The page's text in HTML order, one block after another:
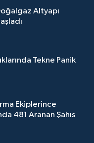
Altyapı
Tekne Panik
Ekiplerince
481 Aranan Şahıs